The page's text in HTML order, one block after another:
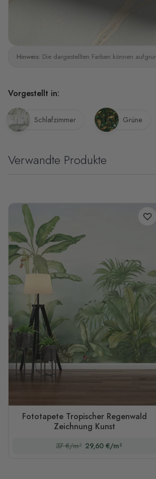
Hinweis: Die dargestellten Farben können
Vorgestellt in:
Schlafzimmer Grüne
Verwandte Produkte
Fototapete Tropischer Regenwald
Zeichnung Kunst
37 €/m² 29,60 €/m²